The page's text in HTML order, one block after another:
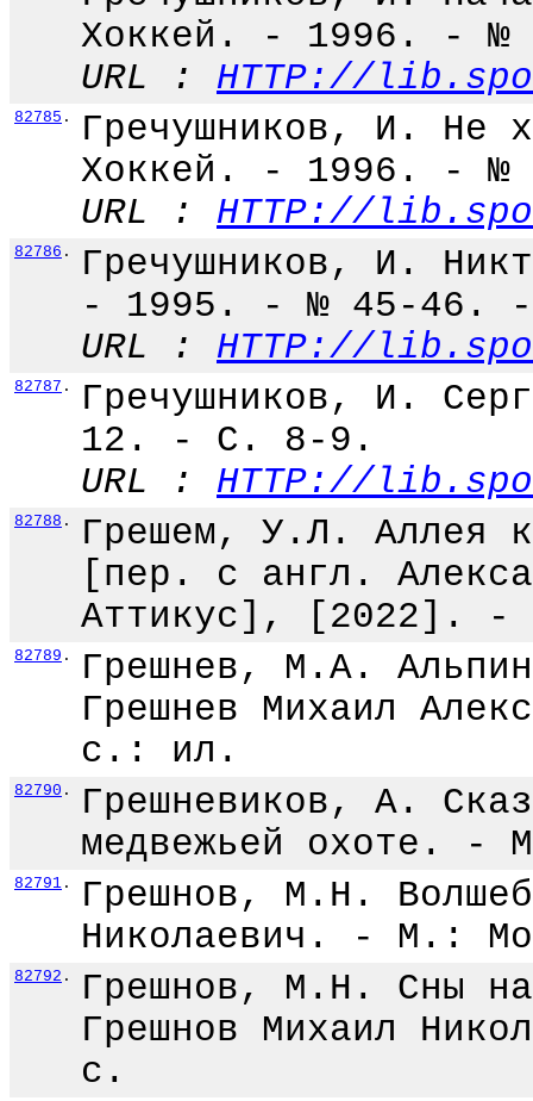
Хоккей. - 1996. -
URL : HTTP://
82785 .
Гречушников, И. Не
Хоккей. - 1996. -
URL : HTTP://
82786 .
Гречушников, И.
- 1995. - № 45-46.
URL : HTTP://
82787 .
Гречушников, И.
12. - С. 8-9.
URL : HTTP://
82788 .
Грешем, У.Л. Аллея
[пер. с англ.
Аттикус], [2022]. -
82789 .
Грешнев, М.А.
Грешнев Михаил
с.: ил.
82790 .
Грешневиков, А.
медвежьей охоте.
82791 .
Грешнов, М.Н.
Николаевич. - М.:
82792 .
Грешнов, М.Н. Сны
Грешнов Михаил
с.